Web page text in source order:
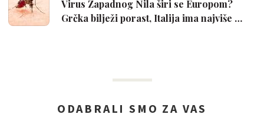
Virus Zapadnog Nila širi se Europom?
Grčka bilježi porast, Italija ima najviše …